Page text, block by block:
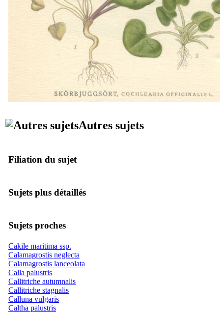
Autres sujets
Filiation du sujet
Sujets plus détaillés
Sujets proches
Cakile maritima ssp.
Calamagrostis neglecta
Calamagrostis lanceolata
Calla palustris
Callitriche autumnalis
Callitriche stagnalis
Calluna vulgaris
Caltha palustris